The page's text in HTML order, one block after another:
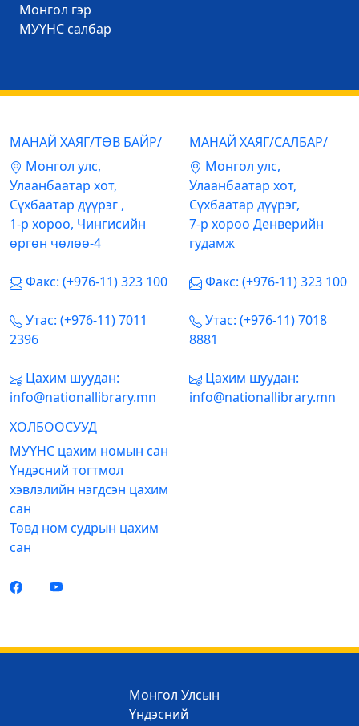
Mонгол гэр
МУҮНС салбар
МАНАЙ ХАЯГ/ТӨВ БАЙР/
Mонгол улс,
Улаанбаатар хот,
Сүхбаатар дүүрэг ,
1-р хороо, Чингисийн
өргөн чөлөө-4
Факс: (+976-11) 323 100
Утас: (+976-11) 7011
2396
Цахим шуудан:
info@nationallibrary.mn
МАНАЙ ХАЯГ/САЛБАР/
Mонгол улс,
Улаанбаатар хот,
Сүхбаатар дүүрэг,
7-р хороо Денверийн
гудамж
Факс: (+976-11) 323 100
Утас: (+976-11) 7018
8881
Цахим шуудан:
info@nationallibrary.mn
ХОЛБООСУУД
МУҮНС цахим номын сан
Үндэсний тогтмол
хэвлэлийн нэгдсэн цахим
сан
Төвд ном судрын цахим
сан
Монгол Улсын
Үндэсний